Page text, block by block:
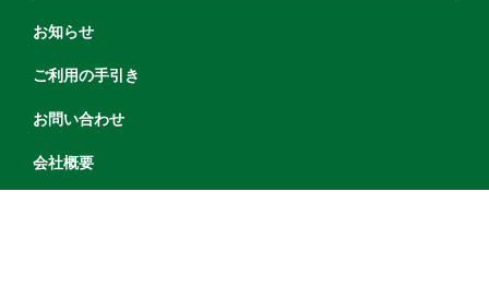
お知らせ
ご利用の手引き
お問い合わせ
会社概要